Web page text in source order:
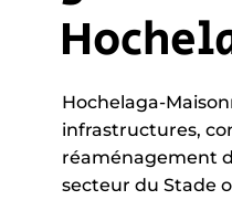
Hochelaga-
infrastructures,
réaménagement
secteur du Stade